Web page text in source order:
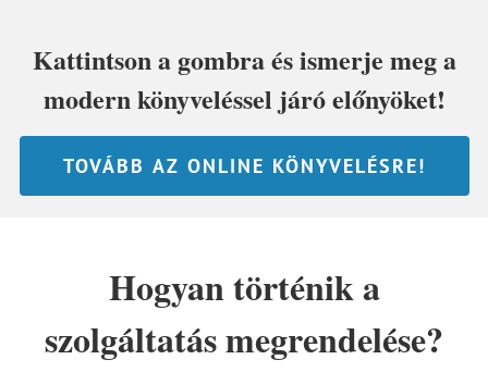
Kattintson a gombra és ismerje meg a
modern könyveléssel járó előnyöket!
TOVÁBB AZ ONLINE KÖNYVELÉSRE!
Hogyan történik a
szolgáltatás megrendelése?